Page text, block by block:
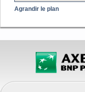
Agrandir le plan